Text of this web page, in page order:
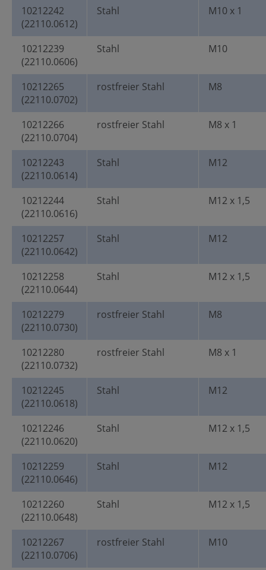
10212242
(22110.0612)
Stahl M10 x 1
10212239
(22110.0606)
Stahl M10
10212265
(22110.0702)
rostfreier Stahl M8
10212266
(22110.0704)
rostfreier Stahl M8 x 1
10212243
(22110.0614)
Stahl M12
10212244
(22110.0616)
Stahl M12 x 1,5
10212257
(22110.0642)
Stahl M12
10212258
(22110.0644)
Stahl M12 x 1,5
10212279
(22110.0730)
rostfreier Stahl M8
10212280
(22110.0732)
rostfreier Stahl M8 x 1
10212245
(22110.0618)
Stahl M12
10212246
(22110.0620)
Stahl M12 x 1,5
10212259
(22110.0646)
Stahl M12
10212260
(22110.0648)
Stahl M12 x 1,5
10212267
(22110.0706)
rostfreier Stahl M10